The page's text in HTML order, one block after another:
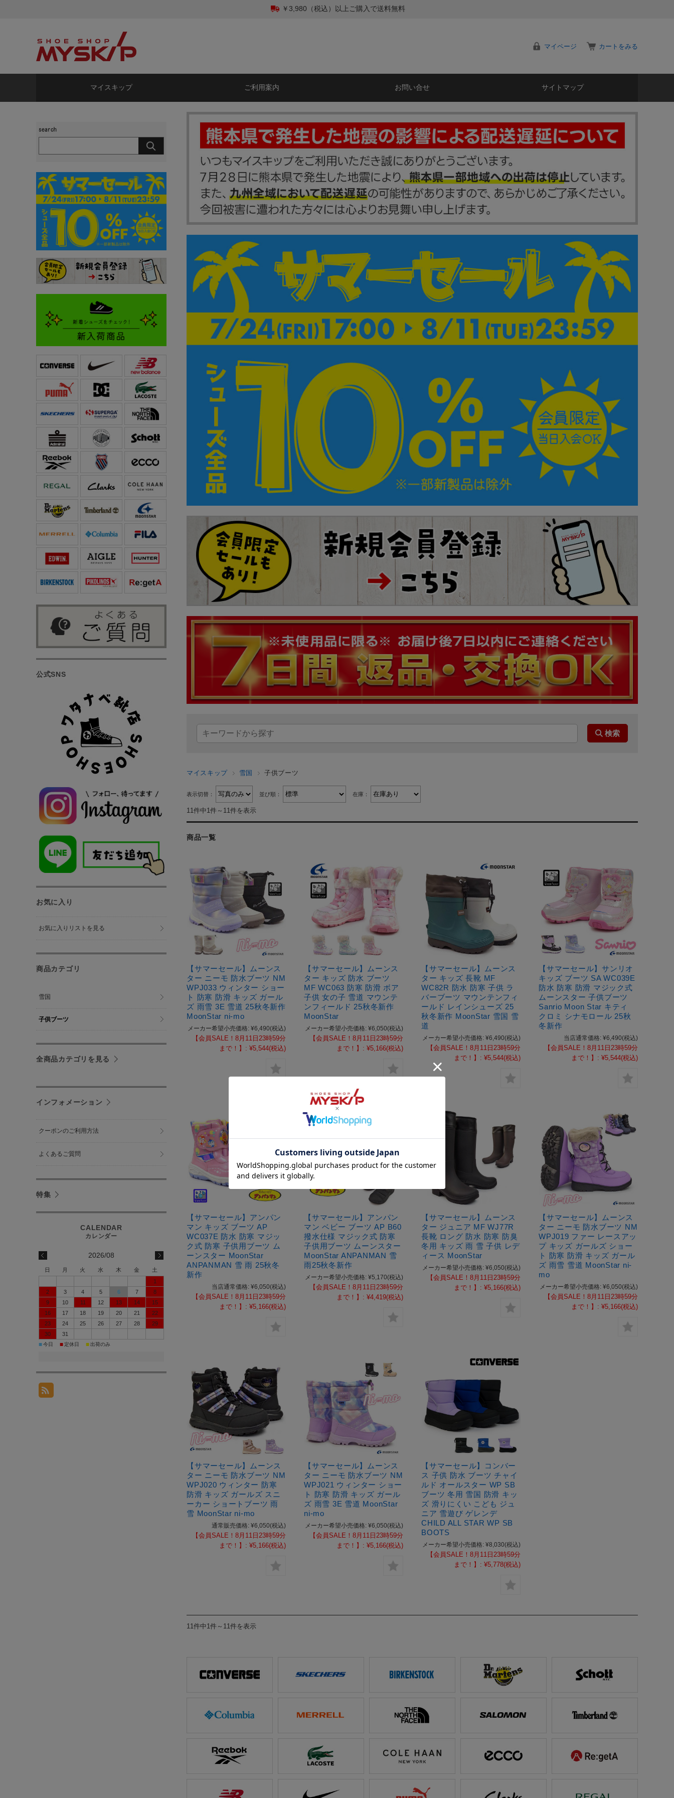
￥3,980（税込）以上ご購入で送料無料
マイページ カートをみる
マイスキップ ご利用案内 お問い合せ サイトマップ
マイスキップ 雪国 子供ブーツ
表示切替： 並び順： 在庫：
11件中1件～11件を表示
商品一覧
【サマーセール】ムーンス
ター ニーモ 防水ブーツ NM
WPJ033 ウィンター ショー
ト 防寒 防滑 キッズ ガール
ズ 雨雪 3E 雪道 25秋冬新作
MoonStar ni-mo
メーカー希望小売価格: ¥6,490(税込)
【会員SALE！8月11日23時59分
まで！】: ¥5,544(税込)
【サマーセール】ムーンス
ター キッズ 防水 ブーツ
MF WC063 防寒 防滑 ボア
子供 女の子 雪道 マウンテ
ンフィールド 25秋冬新作
MoonStar
メーカー希望小売価格: ¥6,050(税込)
【会員SALE！8月11日23時59分
まで！】: ¥5,166(税込)
【サマーセール】ムーンス
ター キッズ 長靴 MF
WC82R 防水 防寒 子供 ラ
バーブーツ マウンテンフィ
ールド レインシューズ 25
秋冬新作 MoonStar 雪国 雪
道
メーカー希望小売価格: ¥6,490(税込)
【会員SALE！8月11日23時59分
まで！】: ¥5,544(税込)
【サマーセール】サンリオ
キッズ ブーツ SA WC039E
防水 防寒 防滑 マジック式
ムーンスター 子供ブーツ
Sanrio Moon Star キティ
クロミ シナモロール 25秋
冬新作
当店通常価格: ¥6,490(税込)
【会員SALE！8月11日23時59分
まで！】: ¥5,544(税込)
【サマーセール】アンパン
マン キッズ ブーツ AP
WC037E 防水 防寒 マジッ
ク式 防寒 子供用ブーツ ム
ーンスター MoonStar
ANPANMAN 雪 雨 25秋冬
新作
当店通常価格: ¥6,050(税込)
【会員SALE！8月11日23時59分
まで！】: ¥5,166(税込)
【サマーセール】アンパン
マン ベビー ブーツ AP B60
撥水仕様 マジック式 防寒
子供用ブーツ ムーンスター
MoonStar ANPANMAN 雪
雨25秋冬新作
メーカー希望小売価格: ¥5,170(税込)
【会員SALE！8月11日23時59分
まで！】: ¥4,419(税込)
【サマーセール】ムーンス
ター ジュニア MF WJ77R
長靴 ロング 防水 防寒 防臭
冬用 キッズ 雨 雪 子供 レデ
ィース MoonStar
メーカー希望小売価格: ¥6,050(税込)
【会員SALE！8月11日23時59分
まで！】: ¥5,166(税込)
【サマーセール】ムーンス
ター ニーモ 防水ブーツ NM
WPJ019 ファー レースアッ
プ キッズ ガールズ ショー
ト 防寒 防滑 キッズ ガール
ズ 雨雪 雪道 MoonStar ni-
mo
メーカー希望小売価格: ¥6,050(税込)
【会員SALE！8月11日23時59分
まで！】: ¥5,166(税込)
【サマーセール】ムーンス
ター ニーモ 防水ブーツ NM
WPJ020 ウィンター 防寒
防滑 キッズ ガールズ スニ
ーカー ショートブーツ 雨
雪 MoonStar ni-mo
通常販売価格: ¥6,050(税込)
【会員SALE！8月11日23時59分
まで！】: ¥5,166(税込)
【サマーセール】ムーンス
ター ニーモ 防水ブーツ NM
WPJ021 ウィンター ショー
ト 防寒 防滑 キッズ ガール
ズ 雨雪 3E 雪道 MoonStar
ni-mo
メーカー希望小売価格: ¥6,050(税込)
【会員SALE！8月11日23時59分
まで！】: ¥5,166(税込)
【サマーセール】コンバー
ス 子供 防水 ブーツ チャイ
ルド オールスター WP SB
ブーツ 冬用 雪国 防滑 キッ
ズ 滑りにくい こども ジュ
ニア 雪遊び ゲレンデ
CHILD ALL STAR WP SB
BOOTS
メーカー希望小売価格: ¥8,030(税込)
【会員SALE！8月11日23時59分
まで！】: ¥5,778(税込)
11件中1件～11件を表示
公式SNS
お気に入り
お気に入りリストを見る
商品カテゴリ
雪国
子供ブーツ
全商品カテゴリを見る
インフォメーション
クーポンのご利用方法
よくあるご質問
特集
2026/08
日 月 火 水 木 金
土
1
2
3 4 5 6 7
8
9
10 11 12 13 14
15
16
17 18 19 20 21
22
23
24 25 26 27 28
29
30
31
■今日 ■ 定休日 ■出荷のみ